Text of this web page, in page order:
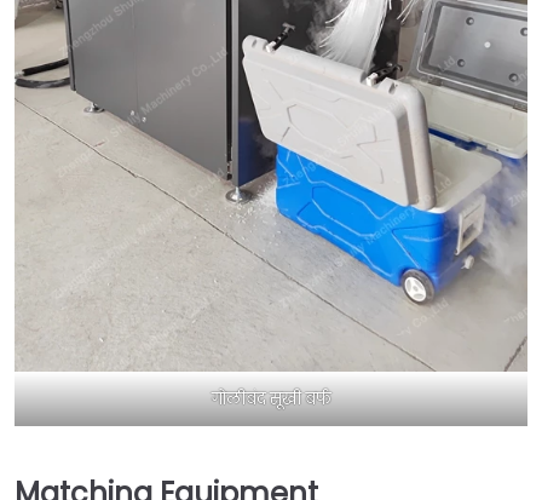
गोलीबंद सूखी बर्फ